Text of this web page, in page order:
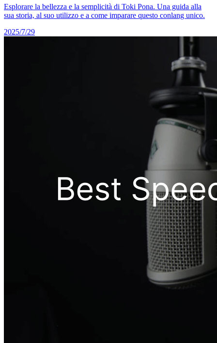
Esplorare la bellezza e la semplicità di Toki Pona. Una guida alla
sua storia, al suo utilizzo e a come imparare questo conlang unico.
2025/7/29